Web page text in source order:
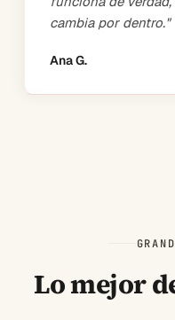
cambia por dentro."
Ana G.
Lo mejor